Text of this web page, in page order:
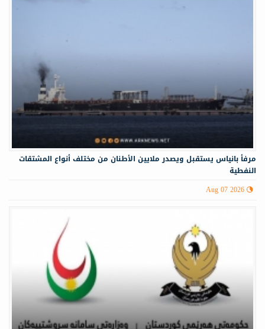
مرفأ بانياس يستقبل ويصدر ملايين الأطنان من مختلف أنواع المشتقات
النفطية
Aug 07 2026